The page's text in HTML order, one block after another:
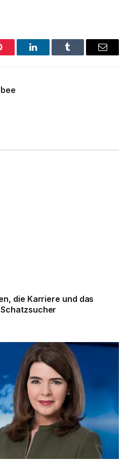
LinkedInTumblr Email
die Karriere und das